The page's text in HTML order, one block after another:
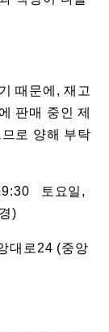
때문에, 재고
판매 중인 제
로 양해 부탁
토요일,
경)
대로24 (중앙